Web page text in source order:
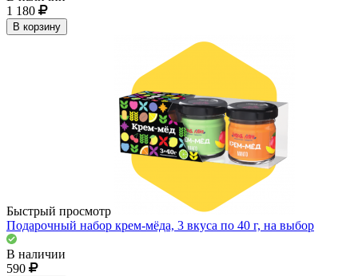
1 180
В корзину
Быстрый просмотр
Подарочный набор крем-мёда, 3 вкуса по 40 г, на выбор
В наличии
590